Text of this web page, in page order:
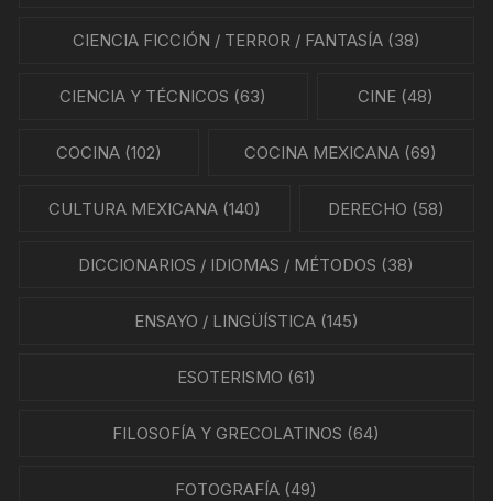
CIENCIA FICCIÓN / TERROR / FANTASÍA(38)
CIENCIA Y TÉCNICOS (63) CINE(48)
COCINA(102) COCINA MEXICANA (69)
CULTURA MEXICANA(140) DERECHO (58)
DICCIONARIOS / IDIOMAS / MÉTODOS (38)
ENSAYO / LINGÜÍSTICA(145)
ESOTERISMO (61)
FILOSOFÍA Y GRECOLATINOS (64)
FOTOGRAFÍA (49)